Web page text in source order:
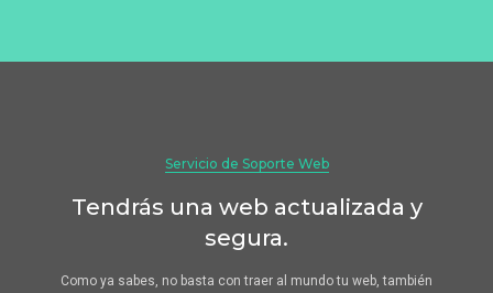
Servicio de Soporte Web
Tendrás una web actualizada y
segura.
Como ya sabes, no basta con traer al mundo tu web, también